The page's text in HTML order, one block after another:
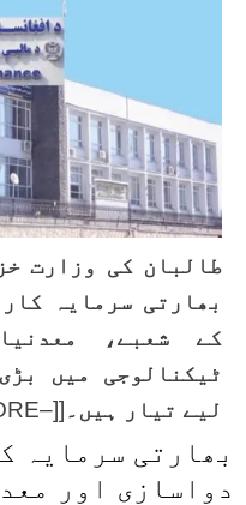
طالبان کی وزارت
بھارتی سرمایہ
کے شعبے،
ٹیکنالوجی میں
لیے تیار ہیں۔ [[–MAT-READ-MORE–]]
بھارتی سرمایہ
دواسازی اور